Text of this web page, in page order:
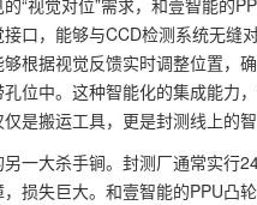
口，能够与CCD检测系统无缝
根据视觉反馈实时调整位置，
位中。这种智能化的集成能力
是搬运工具，更是封测线上的智
一大杀手锏。封测厂通常实行
损失巨大。和壹智能的PPU凸